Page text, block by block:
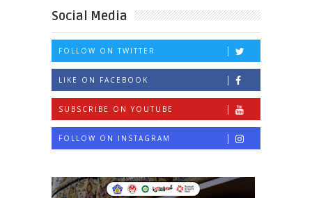
Social Media
FOLLOW ON TWITTER
LIKE ON FACEBOOK
SUBSCRIBE ON YOUTUBE
FOLLOW ON INSTAGRAM